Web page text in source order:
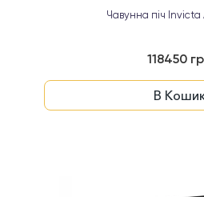
Чавунна піч Invicta
118450
В